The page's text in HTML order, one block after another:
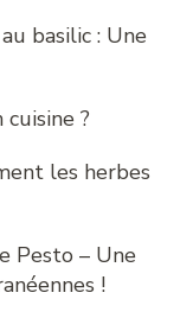
basilic : Une
?
les herbes
Pesto – Une
!